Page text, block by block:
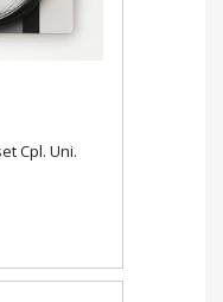
Cpl. Uni.